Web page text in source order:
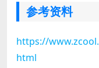
参考资料
https://
html